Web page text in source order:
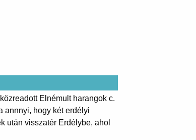
Elnémult harangok c.
annnyi, hogy két erdélyi
után visszatér Erdélybe, ahol